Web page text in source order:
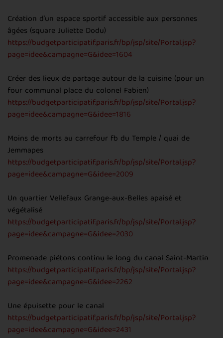
Création d’un espace sportif accessible aux personnes
âgées (square Juliette Dodu)
https://budgetparticipatif.paris.fr/bp/jsp/site/Portal.jsp?
page=idee&campagne=G&idee=1604
Créer des lieux de partage autour de la cuisine (pour un
four communal place du colonel Fabien)
https://budgetparticipatif.paris.fr/bp/jsp/site/Portal.jsp?
page=idee&campagne=G&idee=1816
Moins de morts au carrefour fb du Temple / quai de
Jemmapes
https://budgetparticipatif.paris.fr/bp/jsp/site/Portal.jsp?
page=idee&campagne=G&idee=2009
Un quartier Vellefaux Grange-aux-Belles apaisé et
végétalisé
https://budgetparticipatif.paris.fr/bp/jsp/site/Portal.jsp?
page=idee&campagne=G&idee=2030
Promenade piétons continu le long du canal Saint-Martin
https://budgetparticipatif.paris.fr/bp/jsp/site/Portal.jsp?
page=idee&campagne=G&idee=2262
Une épuisette pour le canal
https://budgetparticipatif.paris.fr/bp/jsp/site/Portal.jsp?
page=idee&campagne=G&idee=2431